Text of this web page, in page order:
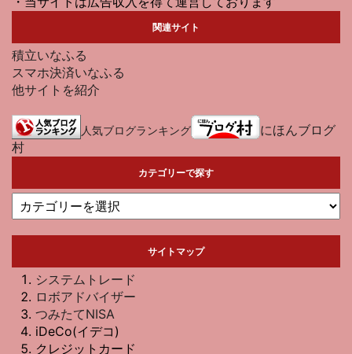
関連サイト
積立いなふる
スマホ決済いなふる
他サイトを紹介
人気ブログランキング
にほんブログ
村
カテゴリーで探す
サイトマップ
システムトレード
ロボアドバイザー
つみたてNISA
iDeCo(イデコ)
クレジットカード